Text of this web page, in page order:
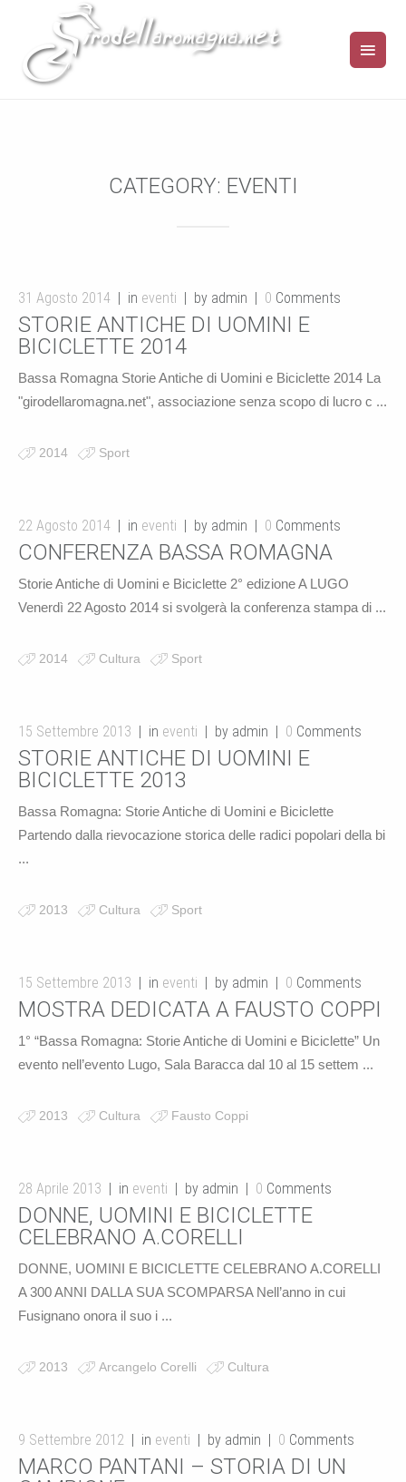
CATEGORY: EVENTI
31 Agosto 2014 in eventi by admin 0 Comments
STORIE ANTICHE DI UOMINI E
BICICLETTE 2014
Bassa Romagna Storie Antiche di Uomini e Biciclette 2014 La
"girodellaromagna.net", associazione senza scopo di lucro c ...
2014 Sport
22 Agosto 2014 in eventi by admin 0 Comments
CONFERENZA BASSA ROMAGNA
Storie Antiche di Uomini e Biciclette 2° edizione A LUGO
Venerdì 22 Agosto 2014 si svolgerà la conferenza stampa di ...
2014 Cultura Sport
15 Settembre 2013 in eventi by admin 0 Comments
STORIE ANTICHE DI UOMINI E
BICICLETTE 2013
Bassa Romagna: Storie Antiche di Uomini e Biciclette
Partendo dalla rievocazione storica delle radici popolari della bi
...
2013 Cultura Sport
15 Settembre 2013 in eventi by admin 0 Comments
MOSTRA DEDICATA A FAUSTO COPPI
1° “Bassa Romagna: Storie Antiche di Uomini e Biciclette” Un
evento nell’evento Lugo, Sala Baracca dal 10 al 15 settem ...
2013 Cultura Fausto Coppi
28 Aprile 2013 in eventi by admin 0 Comments
DONNE, UOMINI E BICICLETTE
CELEBRANO A.CORELLI
DONNE, UOMINI E BICICLETTE CELEBRANO A.CORELLI
A 300 ANNI DALLA SUA SCOMPARSA Nell’anno in cui
Fusignano onora il suo i ...
2013 Arcangelo Corelli Cultura
9 Settembre 2012 in eventi by admin 0 Comments
MARCO PANTANI – STORIA DI UN